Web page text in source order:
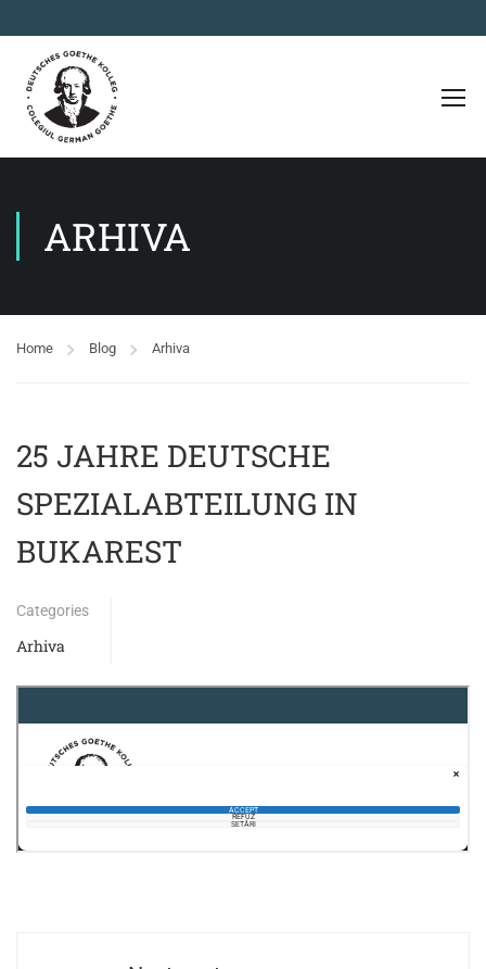
ARHIVA
Home Blog Arhiva
25 JAHRE DEUTSCHE
SPEZIALABTEILUNG IN
BUKAREST
Categories
Arhiva